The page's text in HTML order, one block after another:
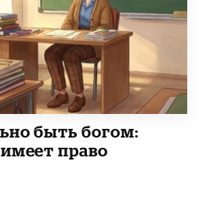
быть богом:
право